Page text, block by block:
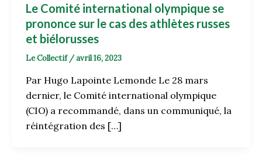
Le Comité international olympique se
prononce sur le cas des athlètes russes
et biélorusses
Le Collectif /avril 16, 2023
Par Hugo Lapointe Lemonde Le 28 mars
dernier, le Comité international olympique
(CIO) a recommandé, dans un communiqué, la
réintégration des […]